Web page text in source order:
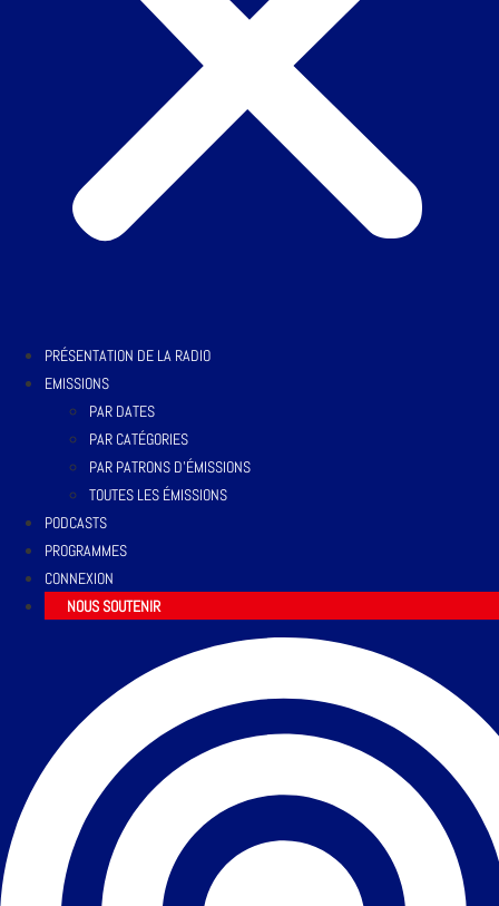
PRÉSENTATION DE LA RADIO
EMISSIONS
PAR DATES
PAR CATÉGORIES
PAR PATRONS D’ÉMISSIONS
TOUTES LES ÉMISSIONS
PODCASTS
PROGRAMMES
CONNEXION
NOUS SOUTENIR